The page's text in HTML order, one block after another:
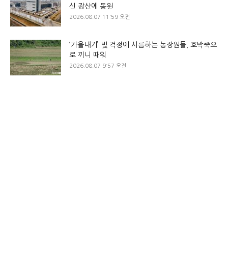
신 광산에 동원
2026.08.07 11:59 오전
‘가을내기’ 빚 걱정에 시름하는 농장원들, 호박죽으
로 끼니 때워
2026.08.07 9:57 오전